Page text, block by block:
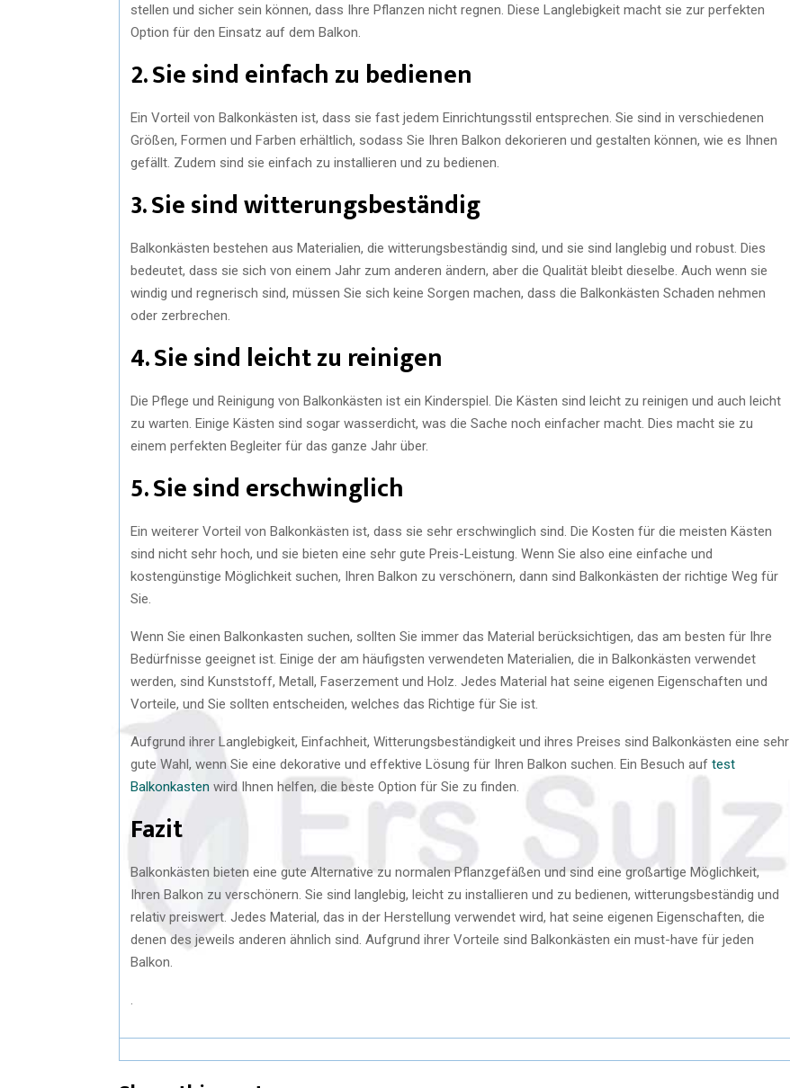
stellen und sicher sein können, dass Ihre Pflanzen nicht regnen. Diese Langlebigkeit macht sie zur perfekten
Option für den Einsatz auf dem Balkon.
2. Sie sind einfach zu bedienen
Ein Vorteil von Balkonkästen ist, dass sie fast jedem Einrichtungsstil entsprechen. Sie sind in verschiedenen
Größen, Formen und Farben erhältlich, sodass Sie Ihren Balkon dekorieren und gestalten können, wie es Ihnen
gefällt. Zudem sind sie einfach zu installieren und zu bedienen.
3. Sie sind witterungsbeständig
Balkonkästen bestehen aus Materialien, die witterungsbeständig sind, und sie sind langlebig und robust. Dies
bedeutet, dass sie sich von einem Jahr zum anderen ändern, aber die Qualität bleibt dieselbe. Auch wenn sie
windig und regnerisch sind, müssen Sie sich keine Sorgen machen, dass die Balkonkästen Schaden nehmen
oder zerbrechen.
4. Sie sind leicht zu reinigen
Die Pflege und Reinigung von Balkonkästen ist ein Kinderspiel. Die Kästen sind leicht zu reinigen und auch leicht
zu warten. Einige Kästen sind sogar wasserdicht, was die Sache noch einfacher macht. Dies macht sie zu
einem perfekten Begleiter für das ganze Jahr über.
5. Sie sind erschwinglich
Ein weiterer Vorteil von Balkonkästen ist, dass sie sehr erschwinglich sind. Die Kosten für die meisten Kästen
sind nicht sehr hoch, und sie bieten eine sehr gute Preis-Leistung. Wenn Sie also eine einfache und
kostengünstige Möglichkeit suchen, Ihren Balkon zu verschönern, dann sind Balkonkästen der richtige Weg für
Sie.
Wenn Sie einen Balkonkasten suchen, sollten Sie immer das Material berücksichtigen, das am besten für Ihre
Bedürfnisse geeignet ist. Einige der am häufigsten verwendeten Materialien, die in Balkonkästen verwendet
werden, sind Kunststoff, Metall, Faserzement und Holz. Jedes Material hat seine eigenen Eigenschaften und
Vorteile, und Sie sollten entscheiden, welches das Richtige für Sie ist.
Aufgrund ihrer Langlebigkeit, Einfachheit, Witterungsbeständigkeit und ihres Preises sind Balkonkästen eine sehr
gute Wahl, wenn Sie eine dekorative und effektive Lösung für Ihren Balkon suchen. Ein Besuch auf test
Balkonkasten wird Ihnen helfen, die beste Option für Sie zu finden.
Fazit
Balkonkästen bieten eine gute Alternative zu normalen Pflanzgefäßen und sind eine großartige Möglichkeit,
Ihren Balkon zu verschönern. Sie sind langlebig, leicht zu installieren und zu bedienen, witterungsbeständig und
relativ preiswert. Jedes Material, das in der Herstellung verwendet wird, hat seine eigenen Eigenschaften, die
denen des jeweils anderen ähnlich sind. Aufgrund ihrer Vorteile sind Balkonkästen ein must-have für jeden
Balkon.